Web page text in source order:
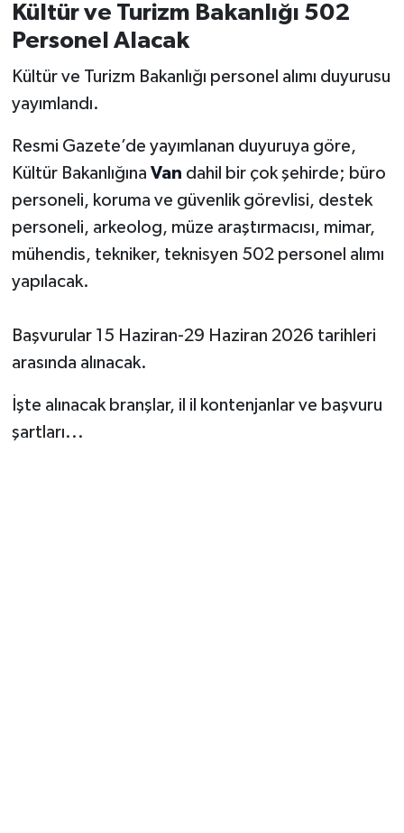
Kültür ve Turizm Bakanlığı 502
Personel Alacak
Kültür ve Turizm Bakanlığı personel alımı duyurusu
yayımlandı.
Resmi Gazete’de yayımlanan duyuruya göre,
Kültür Bakanlığına Van dahil bir çok şehirde; büro
personeli, koruma ve güvenlik görevlisi, destek
personeli, arkeolog, müze araştırmacısı, mimar,
mühendis, tekniker, teknisyen 502 personel alımı
yapılacak.
Başvurular 15 Haziran-29 Haziran 2026 tarihleri
arasında alınacak.
İşte alınacak branşlar, il il kontenjanlar ve başvuru
şartları...